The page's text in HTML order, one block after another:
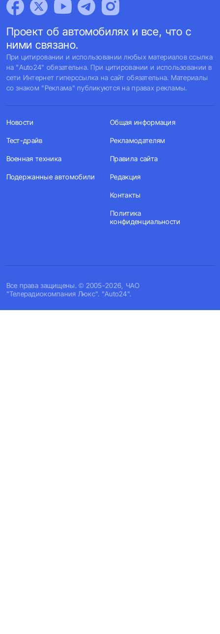
Проект об автомобилях и все, что с
ними связано.
При цитировании и использовании любых материалов ссылка
на "Auto24" обязательна. При цитировании и использовании в
сети Интернет гиперссылка на сайт обязательна. Материалы
со знаком "Реклама" публикуются на правах рекламы.
Все права защищены. © 2005-2026, ЧАО
"Телерадиокомпания Люкс". "Auto24".
Новости
Тест-драйв
Военная техника
Подержанные автомобили
Общая информация
Рекламодателям
Правила сайта
Редакция
Контакты
Политика
конфиденциальности